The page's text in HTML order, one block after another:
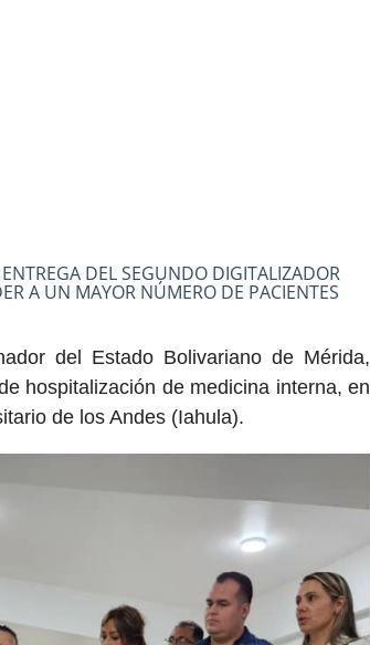
DEL SEGUNDO DIGITALIZADOR
A UN MAYOR NÚMERO DE PACIENTES
del Estado Bolivariano de Mérida,
hospitalización de medicina interna, en
de los Andes (Iahula).